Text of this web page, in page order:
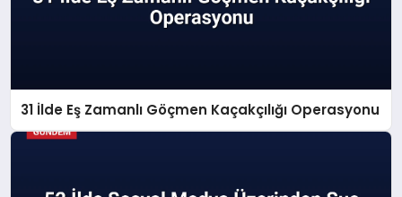
31 İlde Eş Zamanlı Göçmen Kaçakçılığı Operasyonu